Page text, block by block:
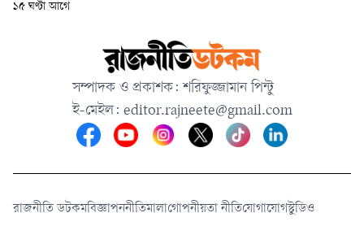
তিন মাস মেয়াদি সার্টিফিকেট কোর্স
ওরিয়েন্টেশন অনুষ্ঠানে প্রধান
অতিথির বক্তব্যে তিনি এসব কথা
১৫ ঘণ্টা আগে
সম্পাদক ও প্রকাশক: শরিফুজ্জামান পিন্টু
ই-মেইল: editor.rajneete@gmail.com
রাজনীতি ডটকমবিজ্ঞাপননীতিমালাগোপনীয়তা নীতিযোগাযোগস্টুডিও